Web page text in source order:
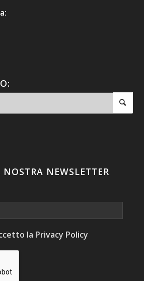
NEWSLETTER
la Privacy Policy